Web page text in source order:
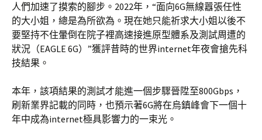
人們加速了摸索的腳步。2022年，“面向6G無線囂張任性
的大小姐，總是為所欲為。現在她只能祈求大小姐以後不
要堅持不住暈倒在院子裡高速接進原型體系及測試周遭的
狀況（EAGLE 6G）”獲評昔時的世界internet年夜會搶先科
技結果。
本年，該項結果的測試才能進一個步驟晉陞至800Gbps，
刷新業界記載的同時，也預示著6G將在烏鎮峰會下一個十
年中成為internet極具影響力的一束光。